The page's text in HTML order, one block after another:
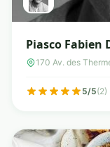
Piasco
170 Av. des
5/5(2)